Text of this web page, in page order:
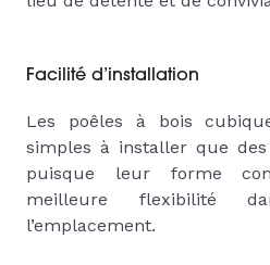
Facilité d’installation
Les poêles à bois
simples à installer que
puisque leur forme
meilleure flexibilité
l’emplacement.